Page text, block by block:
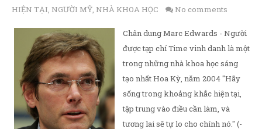
HIỆN TẠI, NGƯỜI MỸ, NHÀ KHOA HỌC No comments
Chân dung Marc Edwards - Người
được tạp chí Time vinh danh là một
trong những nhà khoa học sáng
tạo nhất Hoa Kỳ, năm 2004 "Hãy
sống trong khoảng khắc hiện tại,
tập trung vào điều cần làm, và
tương lai sẽ tự lo cho chính nó." (-